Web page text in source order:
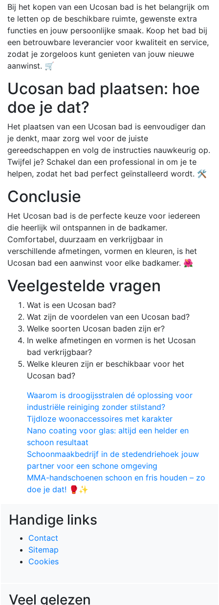
Bij het kopen van een Ucosan bad is het belangrijk om
te letten op de beschikbare ruimte, gewenste extra
functies en jouw persoonlijke smaak. Koop het bad bij
een betrouwbare leverancier voor kwaliteit en service,
zodat je zorgeloos kunt genieten van jouw nieuwe
aanwinst. 🛒
Ucosan bad plaatsen: hoe
doe je dat?
Het plaatsen van een Ucosan bad is eenvoudiger dan
je denkt, maar zorg wel voor de juiste
gereedschappen en volg de instructies nauwkeurig op.
Twijfel je? Schakel dan een professional in om je te
helpen, zodat het bad perfect geïnstalleerd wordt. 🛠️
Conclusie
Het Ucosan bad is de perfecte keuze voor iedereen
die heerlijk wil ontspannen in de badkamer.
Comfortabel, duurzaam en verkrijgbaar in
verschillende afmetingen, vormen en kleuren, is het
Ucosan bad een aanwinst voor elke badkamer. 🌺
Veelgestelde vragen
Wat is een Ucosan bad?
Wat zijn de voordelen van een Ucosan bad?
Welke soorten Ucosan baden zijn er?
In welke afmetingen en vormen is het Ucosan
bad verkrijgbaar?
Welke kleuren zijn er beschikbaar voor het
Ucosan bad?
Waarom is droogijsstralen dé oplossing voor
industriële reiniging zonder stilstand?
Tijdloze woonaccessoires met karakter
Nano coating voor glas: altijd een helder en
schoon resultaat
Schoonmaakbedrijf in de stedendriehoek jouw
partner voor een schone omgeving
MMA-handschoenen schoon en fris houden – zo
doe je dat! 🥊✨
Handige links
Contact
Sitemap
Cookies
Veel gelezen